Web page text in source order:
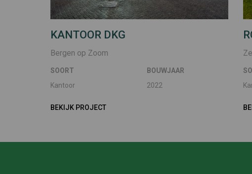
KANTOOR DKG
Bergen op Zoom
SOORT
Kantoor
BOUWJAAR
2022
BEKIJK PROJECT